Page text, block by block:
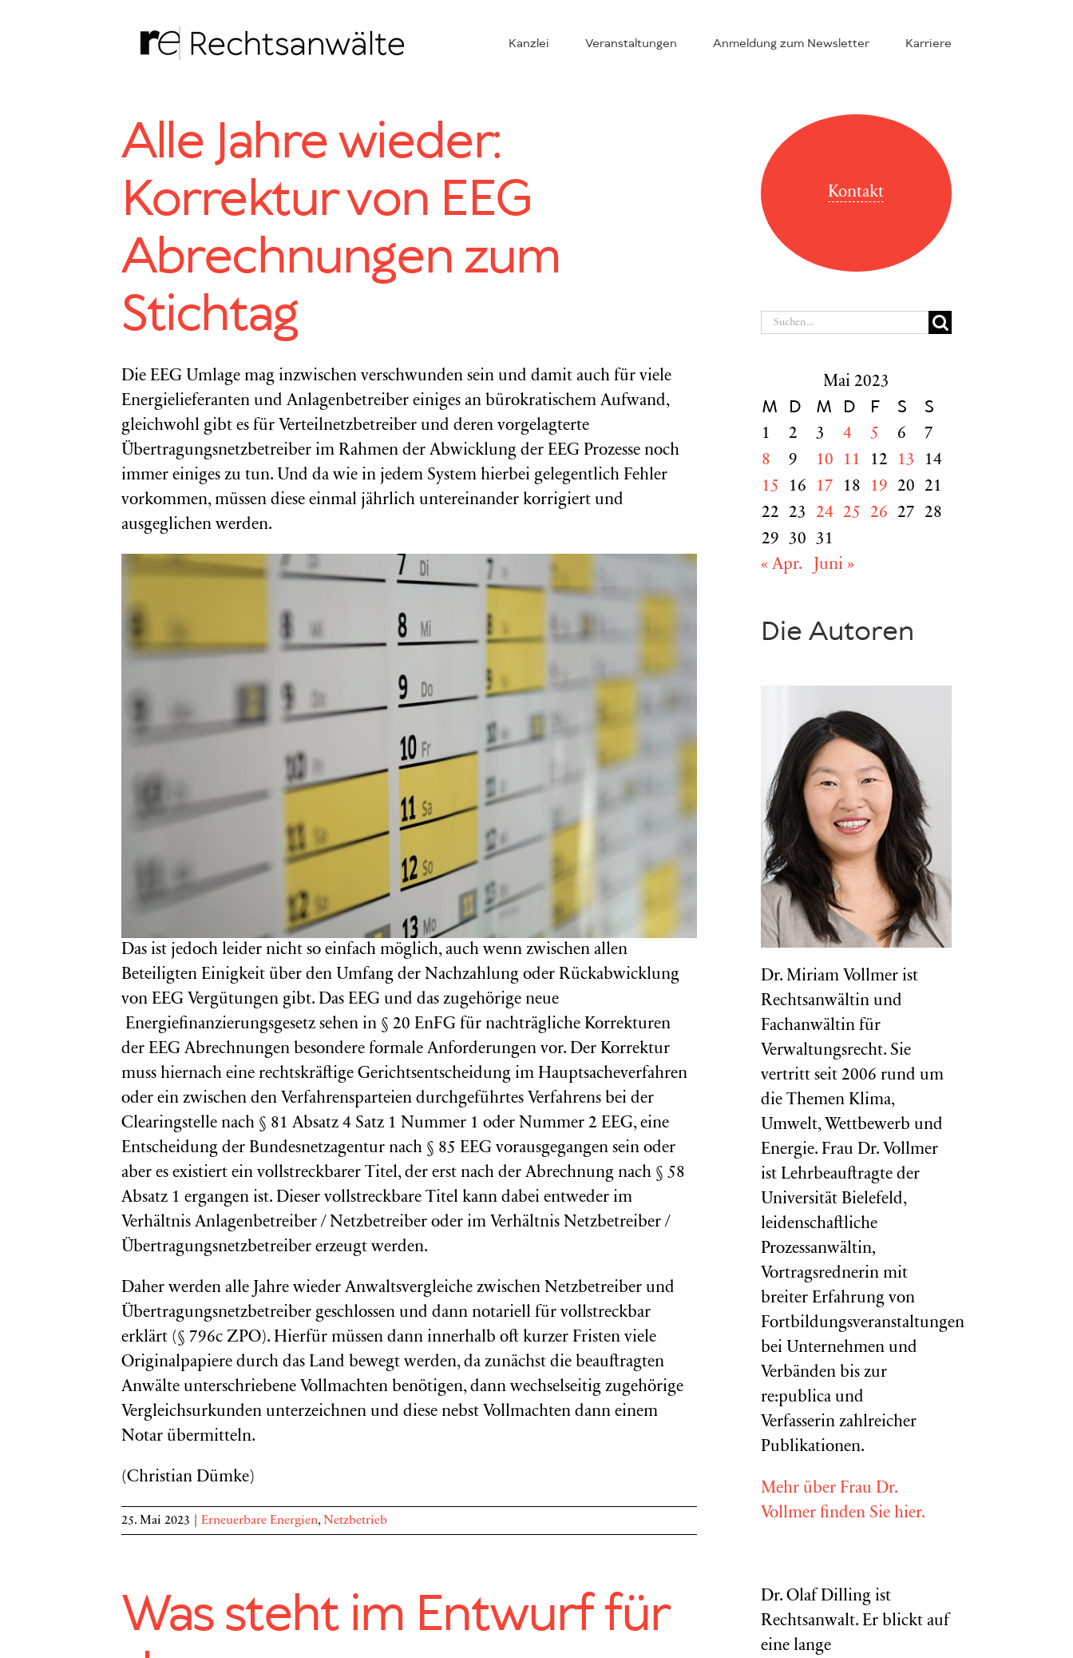
Kanzlei Veranstaltungen Anmeldung zum Newsletter Karriere
Alle Jahre wieder:
Korrektur von EEG
Abrechnungen zum
Stichtag
Die EEG Umlage mag inzwischen verschwunden sein und damit auch für viele
Energielieferanten und Anlagenbetreiber einiges an bürokratischem Aufwand,
gleichwohl gibt es für Verteilnetzbetreiber und deren vorgelagterte
Übertragungsnetzbetreiber im Rahmen der Abwicklung der EEG Prozesse noch
immer einiges zu tun. Und da wie in jedem System hierbei gelegentlich Fehler
vorkommen, müssen diese einmal jährlich untereinander korrigiert und
ausgeglichen werden.
Das ist jedoch leider nicht so einfach möglich, auch wenn zwischen allen
Beteiligten Einigkeit über den Umfang der Nachzahlung oder Rückabwicklung
von EEG Vergütungen gibt. Das EEG und das zugehörige neue
Energiefinanzierungsgesetz sehen in § 20 EnFG für nachträgliche Korrekturen
der EEG Abrechnungen besondere formale Anforderungen vor. Der Korrektur
muss hiernach eine rechtskräftige Gerichtsentscheidung im Hauptsacheverfahren
oder ein zwischen den Verfahrensparteien durchgeführtes Verfahrens bei der
Clearingstelle nach § 81 Absatz 4 Satz 1 Nummer 1 oder Nummer 2 EEG, eine
Entscheidung der Bundesnetzagentur nach § 85 EEG vorausgegangen sein oder
aber es existiert ein vollstreckbarer Titel, der erst nach der Abrechnung nach § 58
Absatz 1 ergangen ist. Dieser vollstreckbare Titel kann dabei entweder im
Verhältnis Anlagenbetreiber / Netzbetreiber oder im Verhältnis Netzbetreiber /
Übertragungsnetzbetreiber erzeugt werden.
Daher werden alle Jahre wieder Anwaltsvergleiche zwischen Netzbetreiber und
Übertragungsnetzbetreiber geschlossen und dann notariell für vollstreckbar
erklärt (§ 796c ZPO). Hierfür müssen dann innerhalb oft kurzer Fristen viele
Originalpapiere durch das Land bewegt werden, da zunächst die beauftragten
Anwälte unterschriebene Vollmachten benötigen, dann wechselseitig zugehörige
Vergleichsurkunden unterzeichnen und diese nebst Vollmachten dann einem
Notar übermitteln.
(Christian Dümke)
25. Mai 2023 Erneuerbare Energien, Netzbetrieb
Was steht im Entwurf für
Kontakt
Suche
Mai 2023
M D M D F S S
1 2 3 4 5 6
7
8
9 10 11 12 13
14
15
16 17 18 19 20
21
22
23 24 25 26 27
28
29
30
31
« Apr.
Juni »
Die Autoren
Dr. Miriam Vollmer ist
Rechtsanwältin und
Fachanwältin für
Verwaltungsrecht. Sie
vertritt seit 2006 rund um
die Themen Klima,
Umwelt, Wettbewerb und
Energie. Frau Dr. Vollmer
ist Lehrbeauftragte der
Universität Bielefeld,
leidenschaftliche
Prozessanwältin,
Vortragsrednerin mit
breiter Erfahrung von
Fortbildungsveranstaltungen
bei Unternehmen und
Verbänden bis zur
re:publica und
Verfasserin zahlreicher
Publikationen.
Mehr über Frau Dr.
Vollmer finden Sie hier.
Dr. Olaf Dilling ist
Rechtsanwalt. Er blickt auf
eine lange